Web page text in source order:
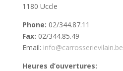
1180 Uccle
Phone: 02/344.87.11
Fax: 02/344.85.49
Email: info@carrosserievilain.be
Heures d’ouvertures: